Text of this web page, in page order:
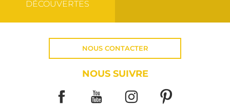
DÉCOUVERTES
NOUS CONTACTER
NOUS SUIVRE